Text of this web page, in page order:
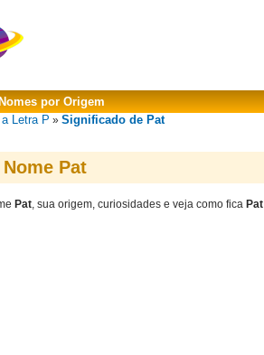
por Origem
Letra P » Significado de Pat
Pat
Pat, sua origem, curiosidades e veja como fica Pat